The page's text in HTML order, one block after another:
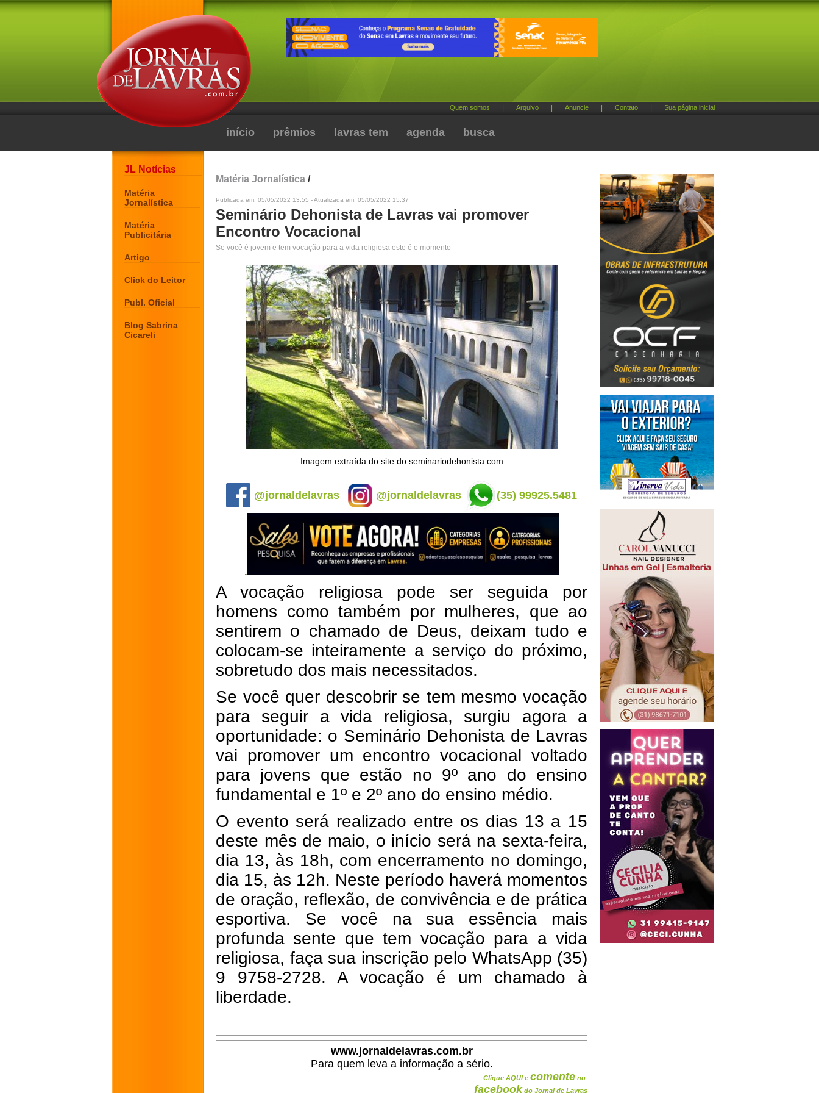
Quem somos Arquivo Anuncie Contato Sua página inicial
início prêmios lavras tem agenda busca
JL Notícias
Matéria
Jornalística
Matéria
Publicitária
Artigo
Click do Leitor
Publ. Oficial
Blog Sabrina
Cicareli
Matéria Jornalística /
Publicada em: 05/05/2022 13:55 - Atualizada em: 05/05/2022 15:37
Seminário Dehonista de Lavras vai promover
Encontro Vocacional
Se você é jovem e tem vocação para a vida religiosa este é o momento
Imagem extraída do site do seminariodehonista.com
@jornaldelavras @jornaldelavras (35) 99925.5481
A vocação religiosa pode ser seguida por
homens como também por mulheres, que ao
sentirem o chamado de Deus, deixam tudo e
colocam-se inteiramente a serviço do próximo,
sobretudo dos mais necessitados.
Se você quer descobrir se tem mesmo vocação
para seguir a vida religiosa, surgiu agora a
oportunidade: o Seminário Dehonista de Lavras
vai promover um encontro vocacional voltado
para jovens que estão no 9º ano do ensino
fundamental e 1º e 2º ano do ensino médio.
O evento será realizado entre os dias 13 a 15
deste mês de maio, o início será na sexta-feira,
dia 13, às 18h, com encerramento no domingo,
dia 15, às 12h. Neste período haverá momentos
de oração, reflexão, de convivência e de prática
esportiva. Se você na sua essência mais
profunda sente que tem vocação para a vida
religiosa, faça sua inscrição pelo WhatsApp (35)
9 9758-2728. A vocação é um chamado à
liberdade.
www.jornaldelavras.com.br
Para quem leva a informação a sério.
Clique AQUI e comente no
facebook do Jornal de Lavras